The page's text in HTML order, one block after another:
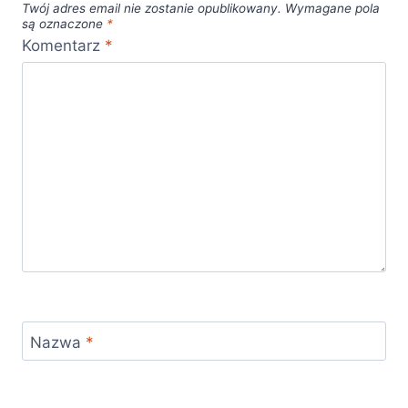
Twój adres email nie zostanie opublikowany. Wymagane pola
są oznaczone *
Komentarz *
Nazwa *